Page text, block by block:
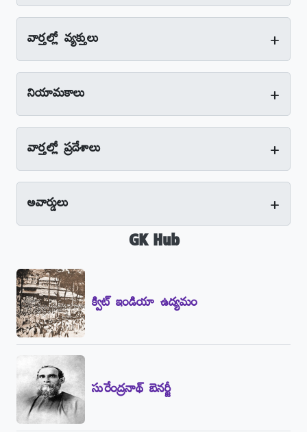
వార్తల్లో వ్యక్తులు +
నియామకాలు +
వార్తల్లో ప్రదేశాలు +
అవార్డులు +
GK Hub
క్విట్‌ ఇండియా ఉద్యమం
సురేంద్రనాథ్‌ బెనర్జీ